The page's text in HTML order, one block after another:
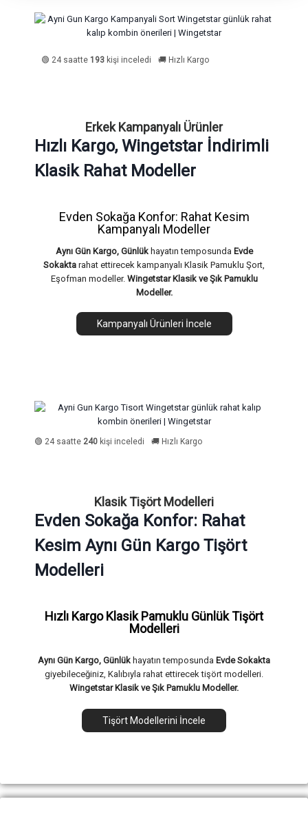
🟢 24 saatte 193 kişi inceledi 🚚 Hızlı Kargo
Erkek Kampanyalı Ürünler
Hızlı Kargo, Wingetstar İndirimli
Klasik Rahat Modeller
Evden Sokağa Konfor: Rahat Kesim
Kampanyalı Modeller
Aynı Gün Kargo, Günlükhayatın temposunda Evde
Sokakta rahat ettirecek kampanyalı Klasik Pamuklu Şort,
Eşofman modeller. Wingetstar Klasik ve Şık Pamuklu
Modeller.
Kampanyalı Ürünleri İncele
🟢 24 saatte 240 kişi inceledi 🚚 Hızlı Kargo
Klasik Tişört Modelleri
Evden Sokağa Konfor: Rahat
Kesim Aynı Gün Kargo Tişört
Modelleri
Aynı Gün Kargo, Günlük hayatın temposunda Evde Sokakta
giyebileceğiniz, Kalıbıyla rahat ettirecek tişört modelleri.
Wingetstar Klasik ve Şık Pamuklu Modeller.
Tişört Modellerini İncele
Hızlı Kargo Klasik Pamuklu Günlük Tişört
Modelleri